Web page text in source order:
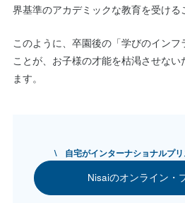
界基準のアカデミックな教育を受ける
このように、卒園後の「学びのインフ
ことが、お子様の才能を枯渇させな
ます。
\ 自宅がインターナショナルプ
Nisaiのオンライン・